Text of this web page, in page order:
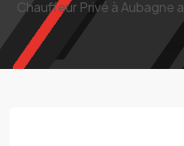
Chauffeur Privé à Aubagne